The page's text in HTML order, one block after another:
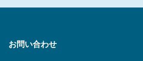
お問い合わせ